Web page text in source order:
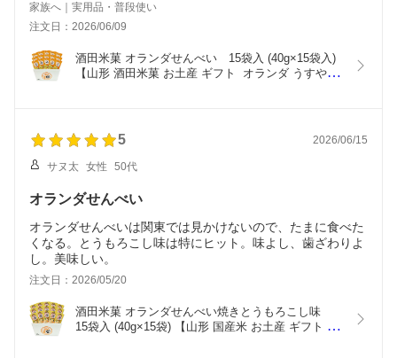
家族へ｜実用品・普段使い
注文日：2026/06/09
酒田米菓 オランダせんべい　15袋入 (40g×15袋入)
【山形 酒田米菓 お土産 ギフト  オランダ うすやき
5 2026/06/15
サヌ太 女性 50代
オランダせんべい
オランダせんべいは関東では見かけないので、たまに食べた
くなる。とうもろこし味は特にヒット。味よし、歯ざわりよ
し。美味しい。
注文日：2026/05/20
酒田米菓 オランダせんべい焼きとうもろこし味
15袋入 (40g×15袋) 【山形 国産米 お土産 ギフト 東